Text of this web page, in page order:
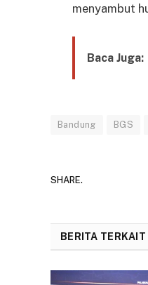
menyambut
Baca Juga:
Bandung BGS
SHARE.
BERITA TERKAIT